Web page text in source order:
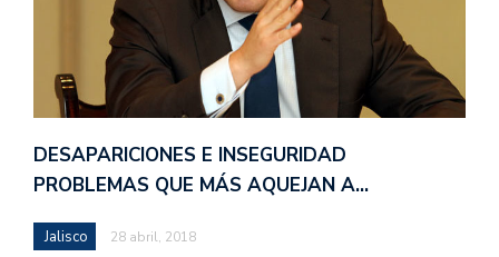
DESAPARICIONES E INSEGURIDAD
PROBLEMAS QUE MÁS AQUEJAN A…
Jalisco 28 abril, 2018